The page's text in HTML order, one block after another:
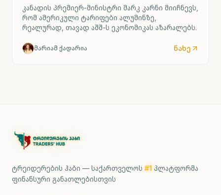
კანადის პრემიერ-მინისტრი მარკ კარნი მიიჩნევს,
რომ ამერიკული ტარიფები ალუმინზე,
რეალურად, თავად აშშ-ს ეკონომიკას აზარალებს.
მარიამ ქადარია ნახე
ტრეიდერების ჰაბი — საქართველოს #1 პლატფორმა
ფინანსური განათლებისთვის